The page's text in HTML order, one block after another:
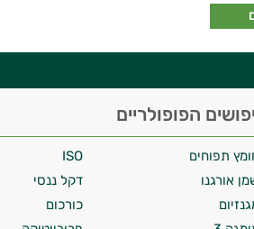
הפופולריים
תפוחים
ISO
אורגנו
דקל ננסי
כורכום